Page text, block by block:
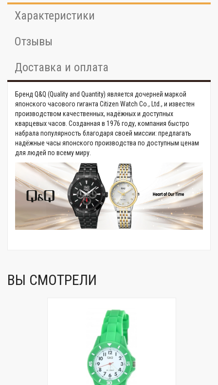
Характеристики
Отзывы
Доставка и оплата
Бренд Q&Q (Quality and Quantity) является дочерней маркой
японского часового гиганта Citizen Watch Co., Ltd., и известен
производством качественных, надёжных и доступных
кварцевых часов. Созданная в 1976 году, компания быстро
набрала популярность благодаря своей миссии: предлагать
надёжные часы японского производства по доступным ценам
для людей по всему миру.
ВЫ СМОТРЕЛИ